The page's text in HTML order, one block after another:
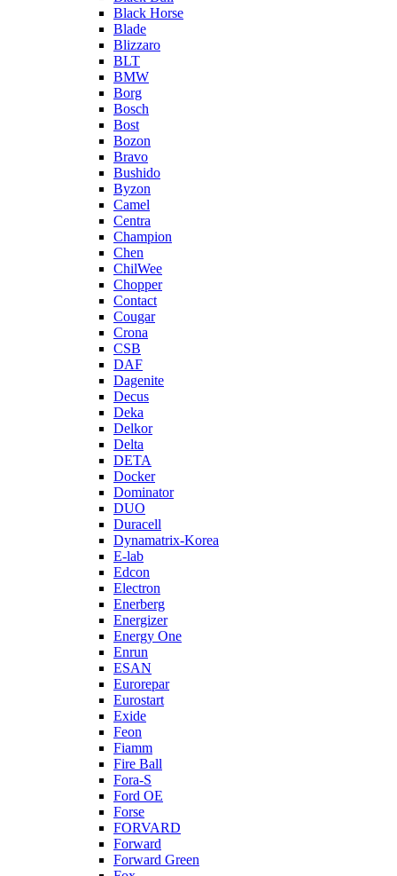
Black Horse
Blade
Blizzaro
BLT
BMW
Borg
Bosch
Bost
Bozon
Bravo
Bushido
Byzon
Camel
Centra
Champion
Chen
ChilWee
Chopper
Contact
Cougar
Crona
CSB
DAF
Dagenite
Decus
Deka
Delkor
Delta
DETA
Docker
Dominator
DUO
Duracell
Dynamatrix-Korea
E-lab
Edcon
Electron
Enerberg
Energizer
Energy One
Enrun
ESAN
Eurorepar
Eurostart
Exide
Feon
Fiamm
Fire Ball
Fora-S
Ford OE
Forse
FORVARD
Forward
Forward Green